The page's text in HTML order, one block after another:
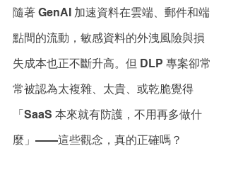
隨著 GenAI 加速資料在雲端、郵件和端
點間的流動，敏感資料的外洩風險與損
失成本也正不斷升高。但 DLP 專案卻常
常被認為太複雜、太貴、或乾脆覺得
「SaaS 本來就有防護，不用再多做什
麼」——這些觀念，真的正確嗎？